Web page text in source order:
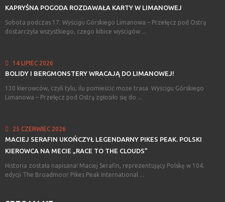
KAPRYŚNA POGODA ROZDAWAŁA KARTY W LIMANOWEJ
Sobota podczas 17. Wyścigu Górskiego Limanowa – Przełęcz pod Ostrą
dostarczyła wszystkiego, czego kibice wyścigów ...
14 LIPIEC 2026
BOLIDY I BERGMONSTERY WRACAJĄ DO LIMANOWEJ!
130 kierowców, czyli tylu, ilu pomieścić może trasa Wyścigu Górskiego
Limanowa – Przełęcz pod Ostrą zgłosiło się do ...
25 CZERWIEC 2026
MACIEJ SERAFIN UKOŃCZYŁ LEGENDARNY PIKES PEAK. POLSKI
KIEROWCA NA MECIE „RACE TO THE CLOUDS”
Historia została napisana! Maciej Serafin, reprezentujący Polskę w 104.
edycji The Broadmoor Pikes Peak International ...